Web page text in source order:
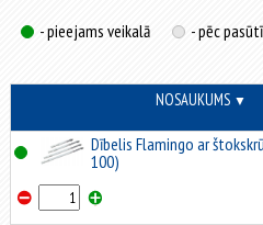
- pieejams veikalā
- pēc
NOSAUKUMS ▼
Dībelis Flamingo ar
100)